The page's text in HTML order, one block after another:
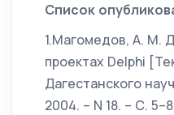
Список
1.Магомедов, А. М.
проектах Delphi
Дагестанского
2004. – N 18. – С.